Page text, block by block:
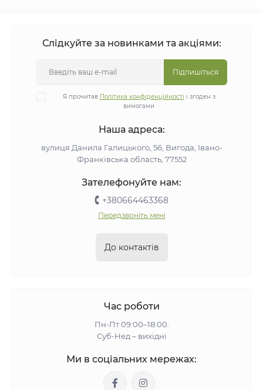
Слідкуйте за новинками та акціями:
Підпишіться
Я прочитав Політика конфіденційності і згоден з
вимогами
Наша адреса:
вулиця Данила Галицького, 56, Вигода, Івано-
Франківська область, 77552
Зателефонуйте нам:
+380664463368
Передзвоніть мені
До контактів
Час роботи
Пн-Пт 09:00–18:00.
Суб-Нед – вихідні
Ми в соціальних мережах: